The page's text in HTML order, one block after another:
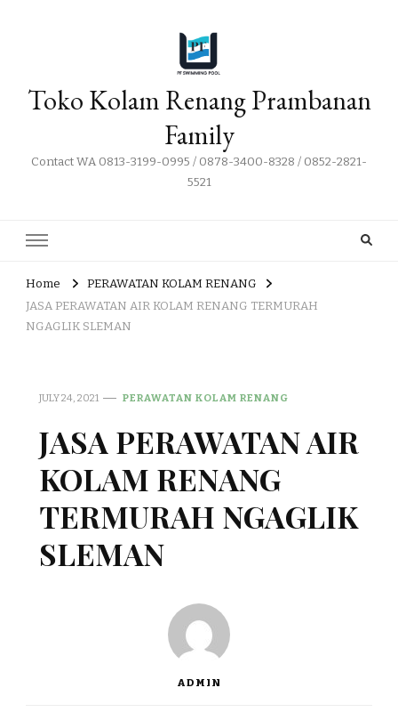
Toko Kolam Renang Prambanan
Family
Contact WA 0813-3199-0995 / 0878-3400-8328 / 0852-2821-
5521
Home
PERAWATAN KOLAM RENANG
JASA PERAWATAN AIR KOLAM RENANG TERMURAH
NGAGLIK SLEMAN
JULY 24, 2021 PERAWATAN KOLAM RENANG
JASA PERAWATAN AIR
KOLAM RENANG
TERMURAH NGAGLIK
SLEMAN
ADMIN